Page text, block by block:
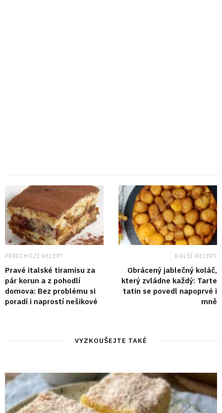
PŘEDCHOZÍ RECEPT
Pravé italské tiramisu za
pár korun a z pohodlí
domova: Bez problému si
poradí i naprostí nešikové
DALŠÍ RECEPT
Obrácený jablečný koláč,
který zvládne každý: Tarte
tatin se povedl napoprvé i
mně
VYZKOUŠEJTE TAKÉ